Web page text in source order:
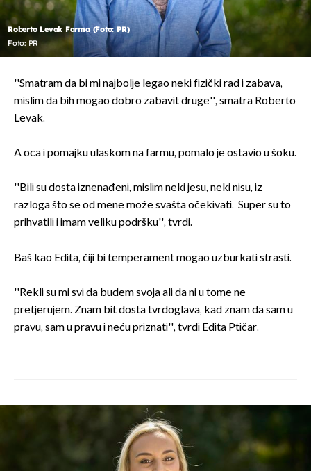
Roberto Levak Farma (Foto: PR)
Foto: PR
''Smatram da bi mi najbolje legao neki fizički rad i zabava,
mislim da bih mogao dobro zabavit druge'', smatra Roberto
Levak.
A oca i pomajku ulaskom na farmu, pomalo je ostavio u šoku.
''Bili su dosta iznenađeni, mislim neki jesu, neki nisu, iz
razloga što se od mene može svašta očekivati. Super su to
prihvatili i imam veliku podršku'', tvrdi.
Baš kao Edita, čiji bi temperament mogao uzburkati strasti.
''Rekli su mi svi da budem svoja ali da ni u tome ne
pretjerujem. Znam bit dosta tvrdoglava, kad znam da sam u
pravu, sam u pravu i neću priznati'', tvrdi Edita Ptičar.